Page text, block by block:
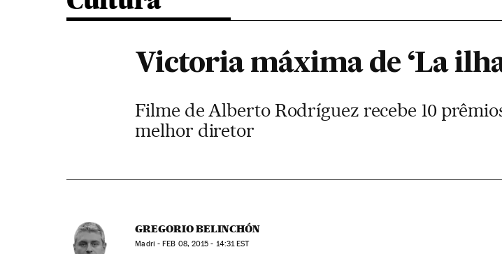
Victoria máxima de ‘La
Filme de Alberto Rodríguez recebe 10
melhor diretor
GREGORIO BELINCHÓN
Madri -FEB 08, 2015 - 14:31EST